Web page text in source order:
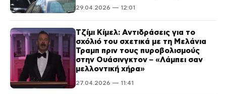
29.04.2026 — 12:01
Τζίμι Κίμελ: Αντιδράσεις για το
σχόλιό του σχετικά με τη Μελάνια
Τραμπ πριν τους πυροβολισμούς
στην Ουάσινγκτον – «Λάμπει σαν
μελλοντική χήρα»
27.04.2026 — 11:41